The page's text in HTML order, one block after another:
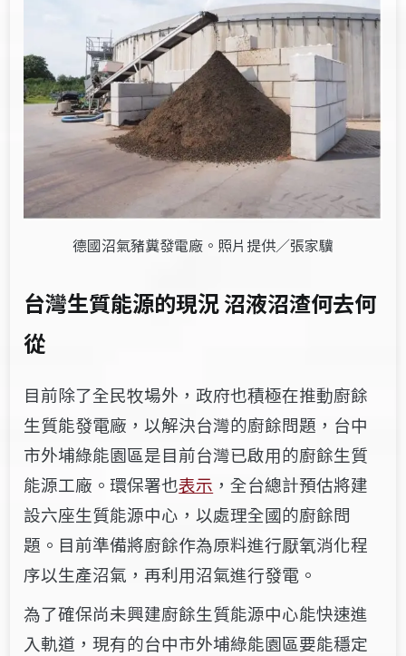
德國沼氣豬糞發電廠。照片提供／張家驥
台灣生質能源的現況沼液沼渣何去何
從
目前除了全民牧場外，政府也積極在推動廚餘
生質能發電廠，以解決台灣的廚餘問題，台中
市外埔綠能園區是目前台灣已啟用的廚餘生質
能源工廠。環保署也表示 ，全台總計預估將建
設六座生質能源中心，以處理全國的廚餘問
題。目前準備將廚餘作為原料進行厭氧消化程
序以生產沼氣，再利用沼氣進行發電。
為了確保尚未興建廚餘生質能源中心能快速進
入軌道，現有的台中市外埔綠能園區要能穩定